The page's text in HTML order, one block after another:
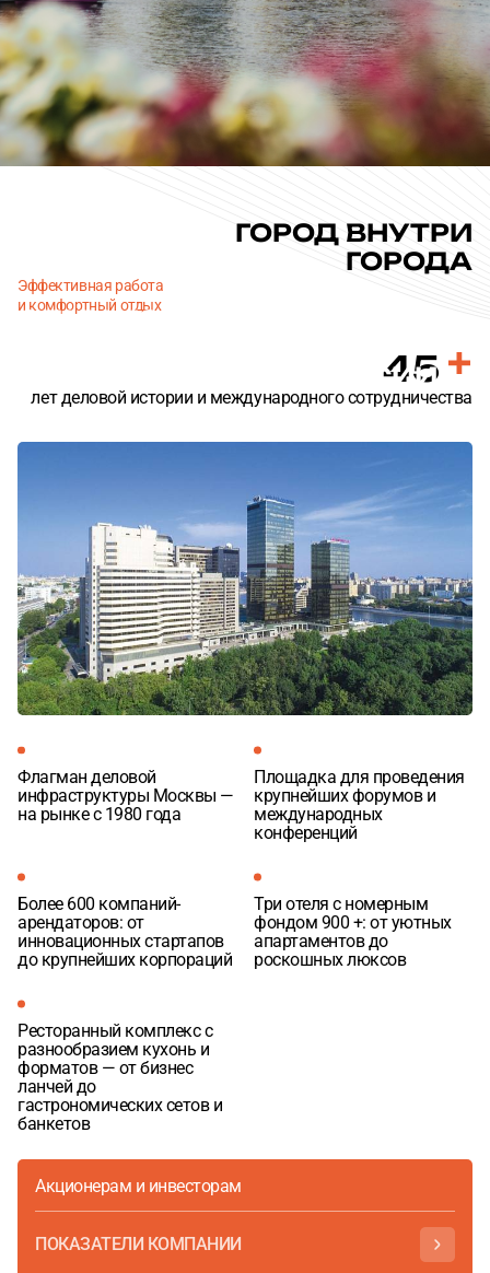
ОДИН ИЗ КРУПНЕЙШИХ
БИЗНЕС-ЦЕНТРОВ РОССИИ
ГОРОД ВНУТРИ
ГОРОДА
Эффективная работа
и комфортный отдых
45
лет деловой истории и международного сотрудничества
Флагман деловой
инфраструктуры Москвы —
на рынке с 1980 года
Площадка для проведения
крупнейших форумов и
международных
конференций
Более 600 компаний-
арендаторов: от
инновационных стартапов
до крупнейших корпораций
Три отеля с номерным
фондом 900 +: от уютных
апартаментов до
роскошных люксов
Ресторанный комплекс с
разнообразием кухонь и
форматов — от бизнес
ланчей до
гастрономических сетов и
банкетов
Акционерам и инвесторам
ПОКАЗАТЕЛИ КОМПАНИИ
Согласен сполитикой конфиденциальности
ОТПРАВИТЬ
Согласен сполитикой конфиденциальности
ОТПРАВИТЬ